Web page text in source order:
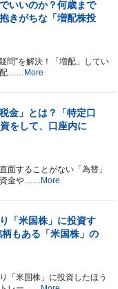
いいのか？何歳まで
きがちな「増配株投
問”を解決！「増配」してい
配…… More
金」とは？「特定口
をして、口座内に
面することがない「為替」
資金や…… More
「米国株」に投資す
もある「米国株」の
「米国株」に投資したほう